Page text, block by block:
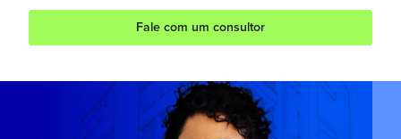
Fale com um consultor